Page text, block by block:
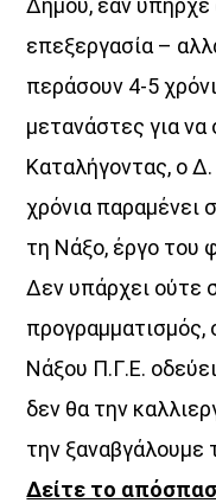
Δήμου, εάν υπήρχε
επεξεργασία –
περάσουν 4-5
μετανάστες για
Καταλήγοντας, ο
χρόνια παραμένει
τη Νάξο, έργο του
Δεν υπάρχει ούτε
Νάξου Π.Γ.Ε.
δεν θα την
την ξαναβγάλουμε
Δείτε το